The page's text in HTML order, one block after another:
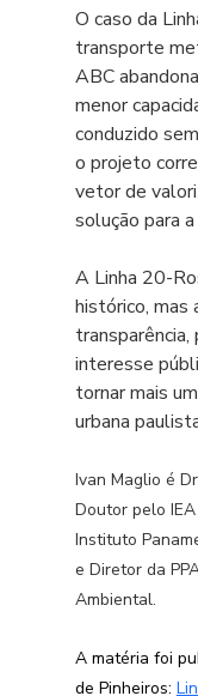
O caso da
transporte
ABC
menor
conduzido
o projeto
vetor de
solução para
A Linha 20-
histórico, mas
interesse
tornar mais
urbana
Ivan Maglio é
Doutor pelo
Instituto
e Diretor da
Ambiental.
A matéria foi
de Pinheiros: